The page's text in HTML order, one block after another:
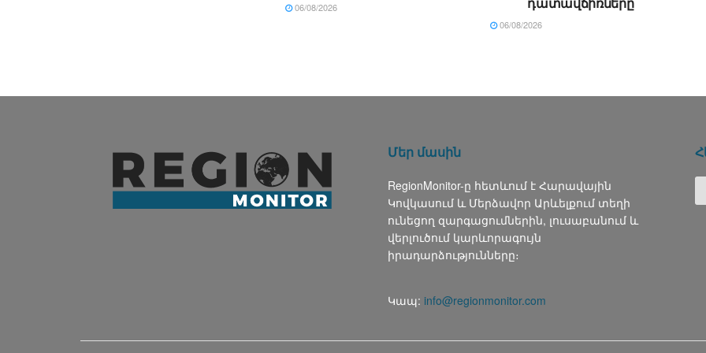
06/08/2026
06/08/2026
Մեր մասին
RegionMonitor-ը հետևում է Հարավային
Կովկասում և Մերձավոր Արևելքում տեղի
ունեցող զարգացումներին, լուսաբանում և
վերլուծում կարևորագույն
իրադարձությունները։
Կապ: info@regionmonitor.com